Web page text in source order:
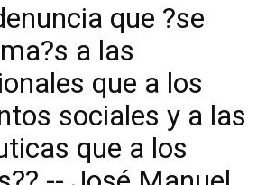
que ?se
a las
que a los
sociales y a las
que a los